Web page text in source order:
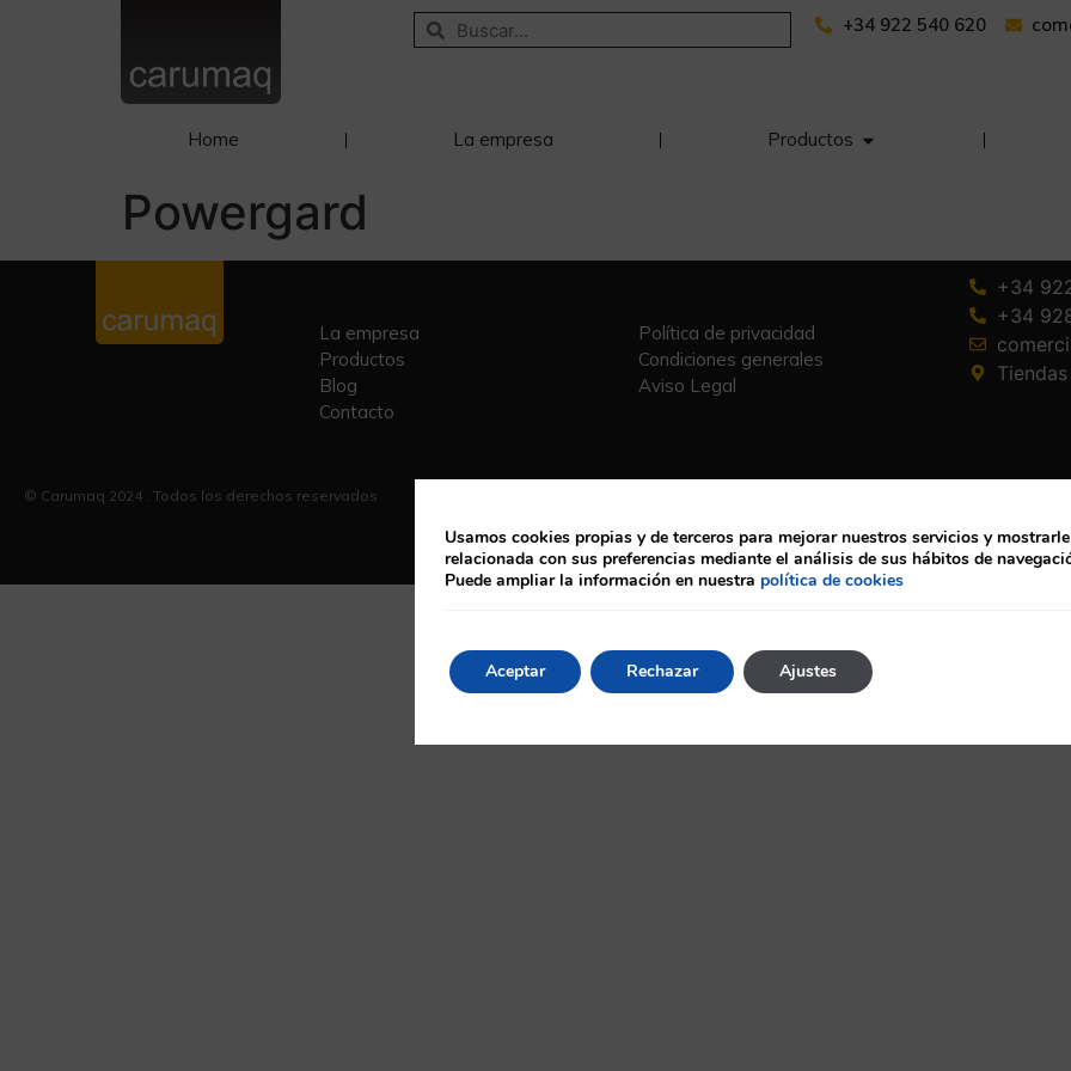
+34 922 540 620
Home La empresa Productos
Powergard
La empresa
Productos
Blog
Contacto
Política de privacidad
Condiciones generales
Aviso Legal
+34
+34
Tiendas
© Carumaq 2024 . Todos los derechos reservados
Usamos cookies propias y de terceros para mejorar nuestros servicios y
relacionada con sus preferencias mediante el análisis de sus hábitos de
Puede ampliar la información en nuestra política de cookies
Aceptar Rechazar Ajustes